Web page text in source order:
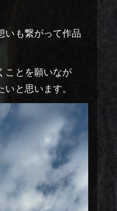
theater
teaser
story
いも繋がって作品
ことを願いなが
と思います。